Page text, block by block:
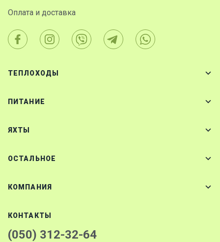
Оплата и доставка
ТЕПЛОХОДЫ
ПИТАНИЕ
ЯХТЫ
ОСТАЛЬНОЕ
КОМПАНИЯ
КОНТАКТЫ
(050) 312-32-64